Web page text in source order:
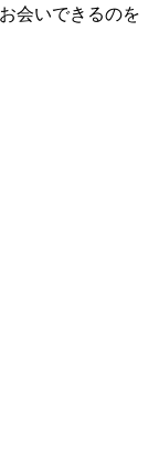
会いできるのを